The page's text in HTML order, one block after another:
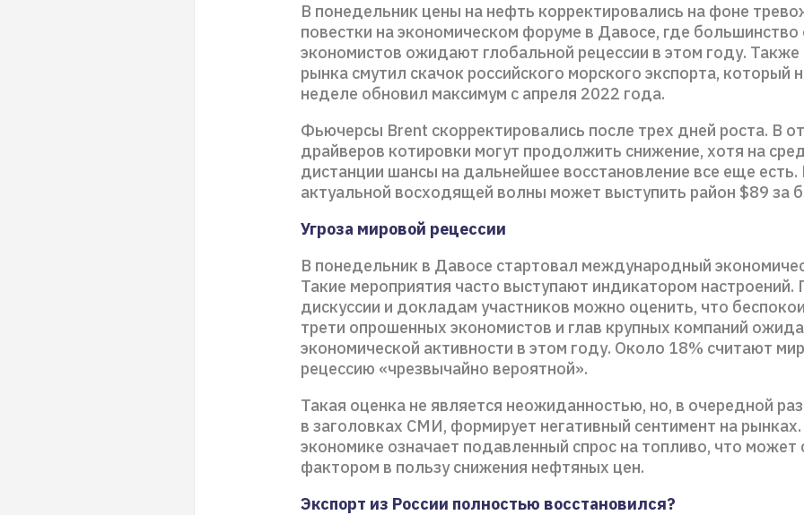
В понедельник цены на нефть корректировались на фоне
повестки на экономическом форуме в Давосе, где
экономистов ожидают глобальной рецессии в этом году. Также
рынка смутил скачок российского морского экспорта, который
неделе обновил максимум с апреля 2022 года.
Фьючерсы Brent скорректировались после трех дней роста. В
драйверов котировки могут продолжить снижение, хотя на
дистанции шансы на дальнейшее восстановление все еще
актуальной восходящей волны может выступить район $89 за
Угроза мировой рецессии
В понедельник в Давосе стартовал международный
Такие мероприятия часто выступают индикатором настроений.
дискуссии и докладам участников можно оценить, что
трети опрошенных экономистов и глав крупных компаний
экономической активности в этом году. Около 18% считают
рецессию «чрезвычайно вероятной».
Такая оценка не является неожиданностью, но, в очередной
в заголовках СМИ, формирует негативный сентимент на рынках.
экономике означает подавленный спрос на топливо, что может
фактором в пользу снижения нефтяных цен.
Экспорт из России полностью восстановился?